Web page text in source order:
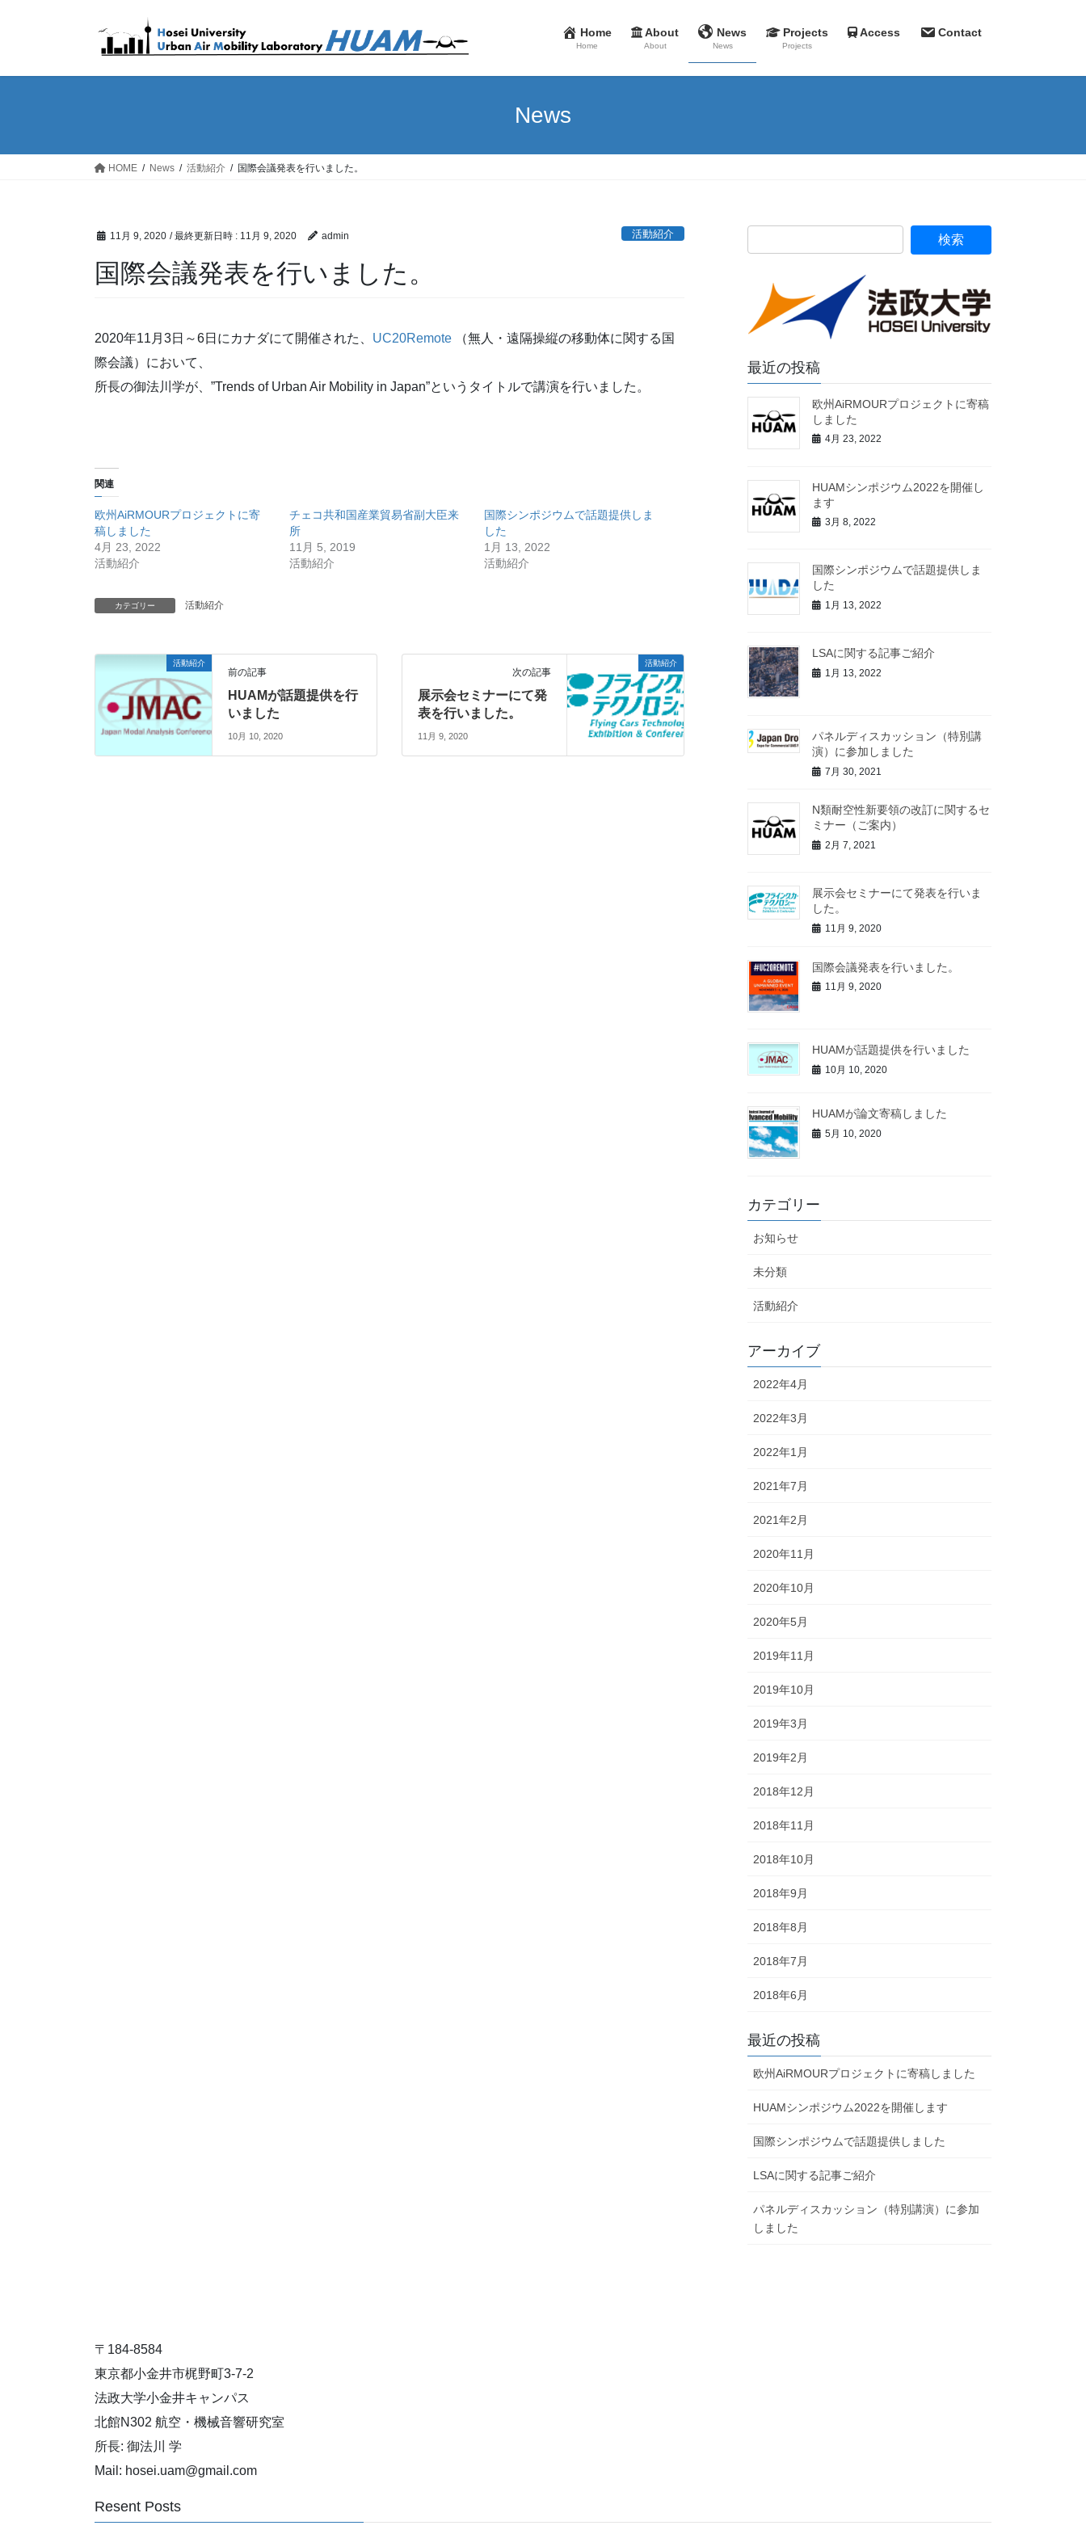
Home
Home
About
About
News
News
Projects
Projects
Access Contact
News
HOME News 活動紹介 国際会議発表を行いました。
11月 9, 2020 / 最終更新日時 : 11月 9, 2020 admin 活動紹介
国際会議発表を行いました。
2020年11月3日～6日にカナダにて開催された、 UC20Remote （無人・遠隔操縦の移動体に関する国
際会議）において、
所長の御法川学が、”Trends of Urban Air Mobility in Japan”というタイトルで講演を行いました。
関連
欧州AiRMOURプロジェクトに寄
稿しました
4月 23, 2022
活動紹介
チェコ共和国産業貿易省副大臣来
所
11月 5, 2019
活動紹介
国際シンポジウムで話題提供しま
した
1月 13, 2022
活動紹介
カテゴリー 活動紹介
活動紹介
前の記事
HUAMが話題提供を行
いました
10月 10, 2020
活動紹介
次の記事
展示会セミナーにて発
表を行いました。
11月 9, 2020
最近の投稿
欧州AiRMOURプロジェクトに寄稿
しました
4月 23, 2022
HUAMシンポジウム2022を開催し
ます
3月 8, 2022
国際シンポジウムで話題提供しま
した
1月 13, 2022
LSAに関する記事ご紹介
1月 13, 2022
パネルディスカッション（特別講
演）に参加しました
7月 30, 2021
N類耐空性新要領の改訂に関するセ
ミナー（ご案内）
2月 7, 2021
展示会セミナーにて発表を行いま
した。
11月 9, 2020
国際会議発表を行いました。
11月 9, 2020
HUAMが話題提供を行いました
10月 10, 2020
HUAMが論文寄稿しました
5月 10, 2020
カテゴリー
お知らせ
未分類
活動紹介
アーカイブ
2022年4月
2022年3月
2022年1月
2021年7月
2021年2月
2020年11月
2020年10月
2020年5月
2019年11月
2019年10月
2019年3月
2019年2月
2018年12月
2018年11月
2018年10月
2018年9月
2018年8月
2018年7月
2018年6月
最近の投稿
欧州AiRMOURプロジェクトに寄稿しました
HUAMシンポジウム2022を開催します
国際シンポジウムで話題提供しました
LSAに関する記事ご紹介
パネルディスカッション（特別講演）に参加
しました
〒184-8584
東京都小金井市梶野町3-7-2
法政大学小金井キャンパス
北館N302 航空・機械音響研究室
所長: 御法川 学
Mail: hosei.uam@gmail.com
Resent Posts